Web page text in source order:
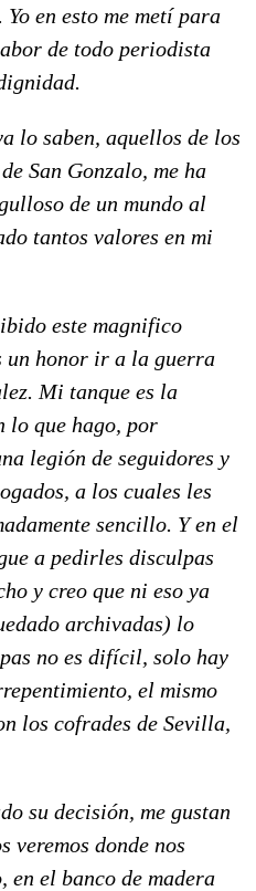
en esto me metí para
de todo periodista
lo saben, aquellos de los
San Gonzalo, me ha
de un mundo al
tantos valores en mi
este magnifico
un honor ir a la guerra
Mi tanque es la
lo que hago, por
legión de seguidores y
a los cuales les
sencillo. Y en el
a pedirles disculpas
y creo que ni eso ya
archivadas) lo
no es difícil, solo hay
el mismo
los cofrades de Sevilla,
su decisión, me gustan
veremos donde nos
en el banco de madera